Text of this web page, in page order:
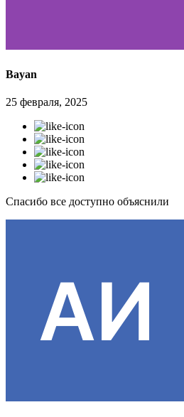
Bayan
25 февраля, 2025
Спасибо все доступно объяснили